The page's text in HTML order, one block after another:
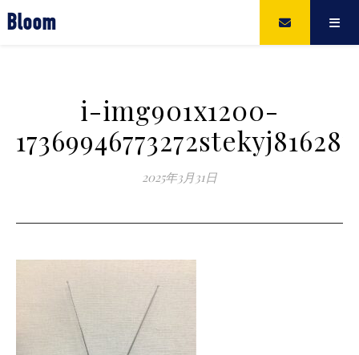
Bloom
i-img901x1200-
17369946773272stekyj816287
2025年3月31日